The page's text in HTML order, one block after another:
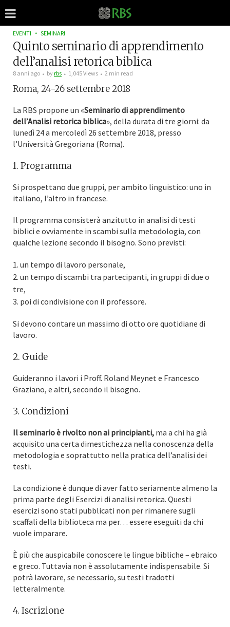
EVENTI SEMINARI
Quinto seminario di apprendimento
dell’analisi retorica biblica
8 anni ago byrbs 1,045 Views 2 min read
Roma, 24-26 settembre 2018
La RBS propone un «Seminario di apprendimento
dell’Analisi retorica biblica», della durata di tre giorni: da
lunedì 24 a mercoledì 26 settembre 2018, presso
l’Università Gregoriana (Roma).
1. Programma
Si prospettano due gruppi, per ambito linguistico: uno in
italiano, l’altro in francese.
Il programma consisterà anzitutto in analisi di testi
biblici e ovviamente in scambi sulla metodologia, con
qualche lezione secondo il bisogno. Sono previsti:
un tempo di lavoro personale,
un tempo di scambi tra partecipanti, in gruppi di due o
tre,
poi di condivisione con il professore.
Si devono contare un massimo di otto ore quotidiane di
lavoro.
2. Guide
Guideranno i lavori i Proff. Roland Meynet e Francesco
Graziano, e altri, secondo il bisogno.
3. Condizioni
Il seminario è rivolto non ai principianti, ma a chi ha già
acquisito una certa dimestichezza nella conoscenza della
metodologia e soprattutto nella pratica dell’analisi dei
testi.
La condizione è dunque di aver fatto seriamente almeno la
prima parte degli Esercizi di analisi retorica. Questi
esercizi sono stati pubblicati non per rimanere sugli
scaffali della biblioteca ma per… essere eseguiti da chi
vuole imparare.
È più che auspicabile conoscere le lingue bibliche – ebraico
e greco. Tuttavia non è assolutamente indispensabile. Si
potrà lavorare, se necessario, su testi tradotti
letteralmente.
4. Iscrizione